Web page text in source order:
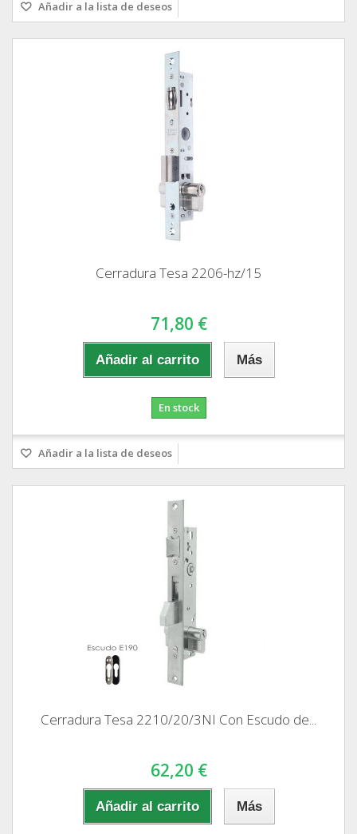
Añadir a la lista de deseos
Cerradura Tesa 2206-hz/15
71,80 €
Añadir al carrito Más
En stock
Añadir a la lista de deseos
Cerradura Tesa 2210/20/3NI Con Escudo de...
62,20 €
Añadir al carrito Más